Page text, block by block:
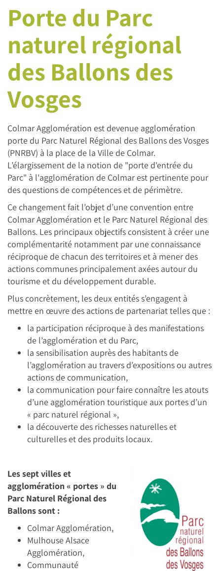
Porte du Parc
naturel régional
des Ballons des
Vosges
Colmar Agglomération est devenue agglomération
porte du Parc Naturel Régional des Ballons des Vosges
(PNRBV) à la place de la Ville de Colmar.
L’élargissement de la notion de "porte d'entrée du
Parc" à l'agglomération de Colmar est pertinente pour
des questions de compétences et de périmètre.
Ce changement fait l’objet d’une convention entre
Colmar Agglomération et le Parc Naturel Régional des
Ballons. Les principaux objectifs consistent à créer une
complémentarité notamment par une connaissance
réciproque de chacun des territoires et à mener des
actions communes principalement axées autour du
tourisme et du développement durable.
Plus concrètement, les deux entités s’engagent à
mettre en œuvre des actions de partenariat telles que :
la participation réciproque à des manifestations
de l’agglomération et du Parc,
la sensibilisation auprès des habitants de
l’agglomération au travers d’expositions ou autres
actions de communication,
la communication pour faire connaître les atouts
d’une agglomération touristique aux portes d’un
« parc naturel régional »,
la découverte des richesses naturelles et
culturelles et des produits locaux.
Les sept villes et
agglomération « portes » du
Parc Naturel Régional des
Ballons sont :
Colmar Agglomération,
Mulhouse Alsace
Agglomération,
Communauté